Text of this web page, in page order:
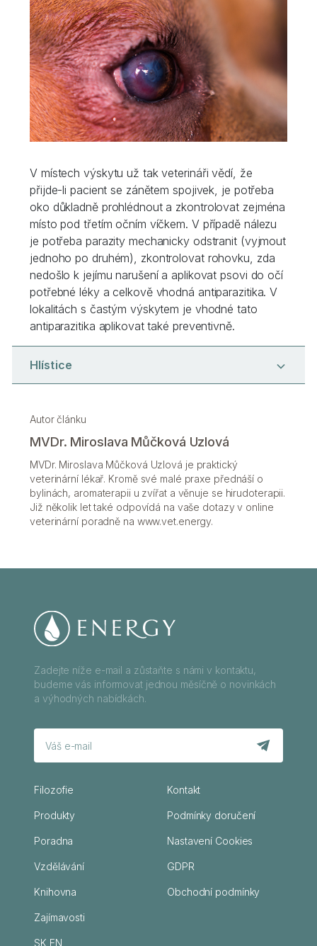
V místech výskytu už tak veterináři vědí, že
přijde-li pacient se zánětem spojivek, je potřeba
oko důkladně prohlédnout a zkontrolovat zejména
místo pod třetím očním víčkem. V případě nálezu
je potřeba parazity mechanicky odstranit (vyjmout
jednoho po druhém), zkontrolovat rohovku, zda
nedošlo k jejímu narušení a aplikovat psovi do očí
potřebné léky a celkově vhodná antiparazitika. V
lokalitách s častým výskytem je vhodné tato
antiparazitika aplikovat také preventivně.
Hlístice
Autor článku
MVDr. Miroslava Můčková Uzlová
MVDr. Miroslava Můčková Uzlová je praktický
veterinární lékař. Kromě své malé praxe přednáší o
bylinách, aromaterapii u zvířat a věnuje se hirudoterapii.
Již několik let také odpovídá na vaše dotazy v online
veterinární poradně na www.vet.energy.
Zadejte níže e-mail a zůstaňte s námi v kontaktu,
budeme vás informovat jednou měsíčně o novinkách
a výhodných nabídkách.
Filozofie
Produkty
Poradna
Vzdělávání
Knihovna
Zajímavosti
SK EN
Kontakt
Podmínky doručení
Nastavení Cookies
GDPR
Obchodní podmínky